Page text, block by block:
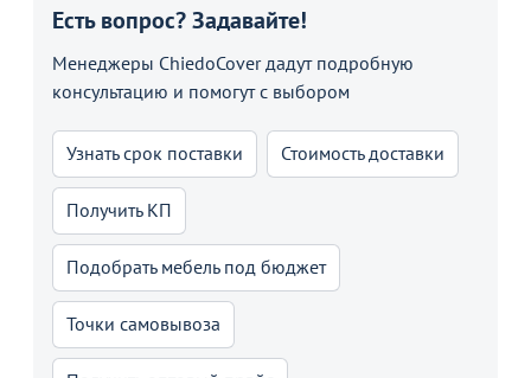
Есть вопрос? Задавайте!
Менеджеры ChiedoCover дадут подробную
консультацию и помогут с выбором
Узнать срок поставки Стоимость доставки
Получить КП
Подобрать мебель под бюджет
Точки самовывоза